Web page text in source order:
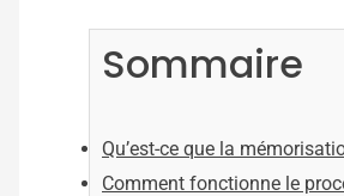
Sommaire
Qu’est-ce que la
Comment fonctionne le